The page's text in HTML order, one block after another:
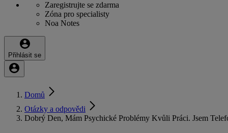
Zaregistrujte se zdarma
Zóna pro specialisty
Noa Notes
Přihlásit se
Domů
Otázky a odpovědi
Dobrý Den, Mám Psychické Problémy Kvůli Práci. Jsem